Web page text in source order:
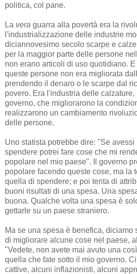
politica, col pane.
La vera guarra alla povertà era la
l'industrializzazione delle industrie
diciannovesimo secolo scarpe e
per la maggior parte delle persone
non erano articoli di uso quotidiano.
queste persone non era migliorata
prendendo il denaro o le scarpe dal
povero. Era l'industria delle calzature,
governo, che migliorarono la
realizzarono un cambiamento
delle persone.
Uno statista potrebbe dire: "Se avessi
spendere potrei fare cose che mi
popolare nel mio paese". Il governo
popolare facendo queste cose, ma la
quella di spendere; e poi tenta di
buoni risultati di una spesa. Una
buona. Qualche volta una spesa è
gettarle su un paese straniero.
Ma se una spesa è benefica, diciamo
di migliorare alcune cose nel paese,
"Vedete, non avete mai avuto una
quella che fate sotto il mio governo.
cattive, alcuni inflazionisti, alcuni